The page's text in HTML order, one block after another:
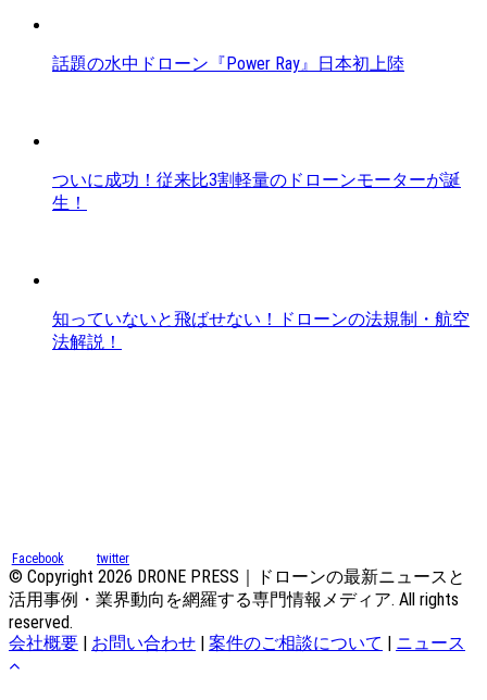
話題の水中ドローン『Power Ray』日本初上陸
ついに成功！従来比3割軽量のドローンモーターが誕
生！
知っていないと飛ばせない！ドローンの法規制・航空
法解説！
Facebook twitter
© Copyright 2026 DRONE PRESS｜ドローンの最新ニュースと
活用事例・業界動向を網羅する専門情報メディア. All rights
reserved.
会社概要 | お問い合わせ | 案件のご相談について | ニュース